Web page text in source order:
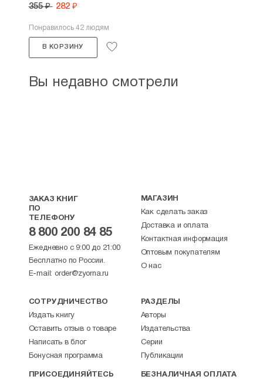
355 ₽ 282 ₽
Понравилось 42 людям
В КОРЗИНУ
Вы недавно смотрели
ЗАКАЗ КНИГ
ПО
ТЕЛЕФОНУ
8 800 200 84 85
Ежедневно с 9:00 до 21:00
Бесплатно по России.
E-mail: order@zyorna.ru
МАГАЗИН
Как сделать заказ
Доставка и оплата
Контактная информация
Оптовым покупателям
О нас
СОТРУДНИЧЕСТВО
Издать книгу
Оставить отзыв о товаре
Написать в блог
Бонусная программа
РАЗДЕЛЫ
Авторы
Издательства
Серии
Публикации
ПРИСОЕДИНЯЙТЕСЬ БЕЗНАЛИЧНАЯ ОПЛАТА